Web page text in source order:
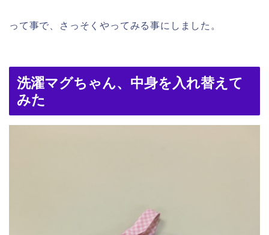
って事で、さっそくやってみる事にしました。
洗濯マグちゃん、中身を入れ替えて
みた